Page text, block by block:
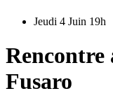
Jeudi 4 Juin 19h
Rencontre
Fusaro